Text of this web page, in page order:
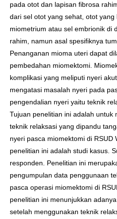
pada otot dan lapisan fibrosa
dari sel otot yang sehat, otot
miometrium atau sel embrionik di
rahim, namun asal spesifiknya
Penanganan mioma uteri dapat
pembedahan miomektomi.
komplikasi yang meliputi nyeri
mengatasi masalah nyeri pada
pengendalian nyeri yaitu teknik
Tujuan penelitian ini adalah untuk
teknik relaksasi yang dipandu
nyeri pasca miomektomi di RSUD
penelitian ini adalah studi kasus.
responden. Penelitian ini
pengumpulan data penggunaan
pasca operasi miomektomi di
penelitian ini menunjukkan
setelah menggunakan teknik